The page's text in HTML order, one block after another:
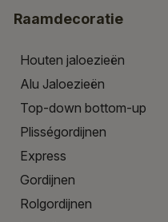
Raamdecoratie
Houten jaloezieën
Alu Jaloezieën
Top-down bottom-up
Plisségordijnen
Express
Gordijnen
Rolgordijnen